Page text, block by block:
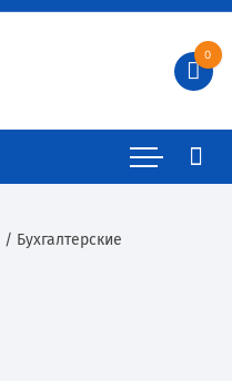
0
/ Бухгалтерские